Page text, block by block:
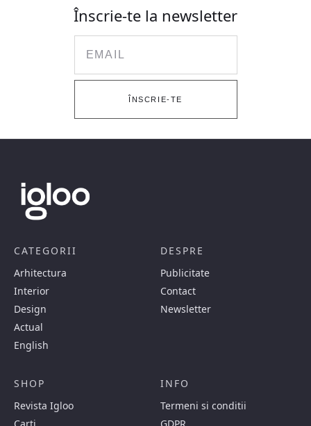
Înscrie-te la newsletter
ÎNSCRIE-TE
CATEGORII
Arhitectura
Interior
Design
Actual
English
DESPRE
Publicitate
Contact
Newsletter
SHOP
Revista Igloo
INFO
Termeni si conditii